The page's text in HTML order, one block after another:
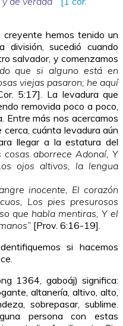
creyente hemos tenido un
sucedió cuando
salvador, y comenzamos
que si alguno está en
viejas pasaron; he aquí
5:17]. La levadura que
removida poco a poco,
Entre más nos acercamos
cuánta levadura aún
llegar a la estatura del
cosas aborrece Adonaí, Y
ojos altivos, la lengua
inocente, El corazón
Los pies presurosos
que habla mentiras, Y el
[Prov. 6:16-19].
si hacemos
1364, gaboáj) significa:
altanería, altivo, alto,
sobrepasar, sublime.
persona con estas